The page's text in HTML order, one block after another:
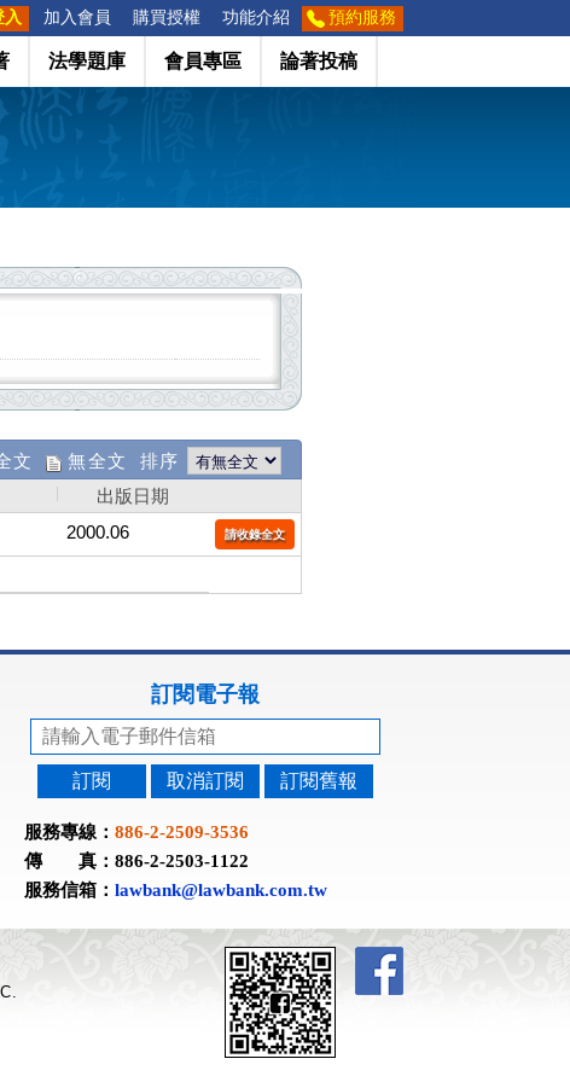
入 加入會員 購買授權 功能介紹 預約服務
法學題庫 會員專區 論著投稿
文 無全文 排序
出版日期
2000.06 請收錄全文
訂閱電子報
訂閱 取消訂閱 訂閱舊報
服務專線： 886-2-2509-3536
傳 真：886-2-2503-1122
服務信箱： lawbank@lawbank.com.tw